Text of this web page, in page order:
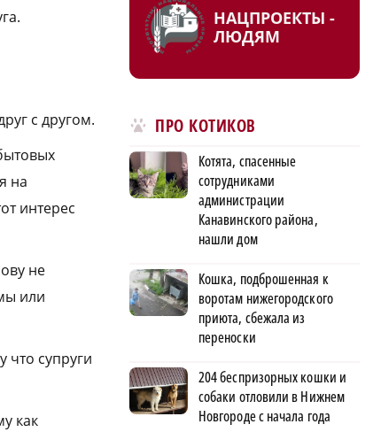
с другом.
на
интерес
не
или
что супруги
как
НАЦПРОЕКТЫ -
ЛЮДЯМ
ПРО КОТИКОВ
Котята, спасенные
сотрудниками
администрации
Канавинского района,
нашли дом
Кошка, подброшенная к
воротам нижегородского
приюта, сбежала из
переноски
204 беспризорных кошки и
собаки отловили в Нижнем
Новгороде с начала года